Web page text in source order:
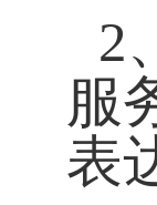
2
服
表